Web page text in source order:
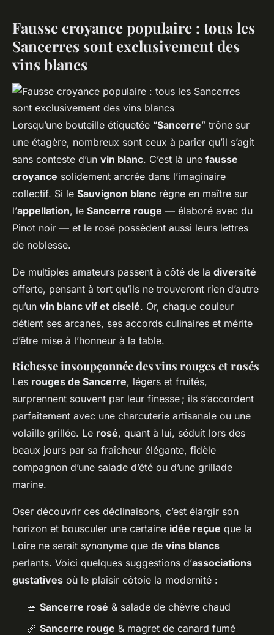
Fausse croyance populaire : tous les
Sancerres sont exclusivement des
vins blancs
Lorsqu’une bouteille étiquetée “Sancerre” trône sur
une étagère, nombreux sont ceux à parier qu’il s’agit
sans conteste d’un vin blanc. C’est là une fausse
croyance solidement ancrée dans l’imaginaire
collectif. Si le Sauvignon blanc règne en maître sur
l’appellation, le Sancerre rouge — élaboré avec du
Pinot noir — et le rosé possèdent aussi leurs lettres
de noblesse.
De multiples amateurs passent à côté de la diversité
offerte, pensant à tort qu’ils ne trouveront rien d’autre
qu’un vin blanc vif et ciselé. Or, chaque couleur
détient ses arcanes, ses accords culinaires et mérite
d’être mise à l’honneur à la table.
Richesse insoupçonnée des vins rouges et rosés
Les rouges de Sancerre, légers et fruités,
surprennent souvent par leur finesse ; ils s’accordent
parfaitement avec une charcuterie artisanale ou une
volaille grillée. Le rosé, quant à lui, séduit lors des
beaux jours par sa fraîcheur élégante, fidèle
compagnon d’une salade d’été ou d’une grillade
marine.
Oser découvrir ces déclinaisons, c’est élargir son
horizon et bousculer une certaine idée reçue que la
Loire ne serait synonyme que de vins blancs
perlants. Voici quelques suggestions d’associations
gustatives où le plaisir côtoie la modernité :
🥗 Sancerre rosé & salade de chèvre chaud
🍖 Sancerre rouge & magret de canard fumé